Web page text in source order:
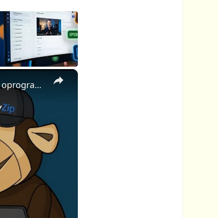
×
📦 Jak złamać hasło do pliku ZIP online za darmo | Bez instalacji oprogramowania